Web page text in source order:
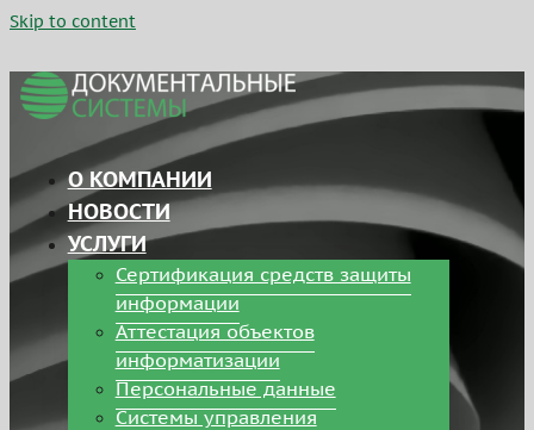
Skip to content
О КОМПАНИИ
НОВОСТИ
УСЛУГИ
Сертификация средств защиты
информации
Аттестация объектов
информатизации
Персональные данные
Системы управления